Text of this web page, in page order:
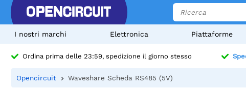
I nostri marchi Elettronica Piattaforme
Ordina prima delle 23:59, spedizione il giorno stesso
Opencircuit Waveshare Scheda RS485 (5V)